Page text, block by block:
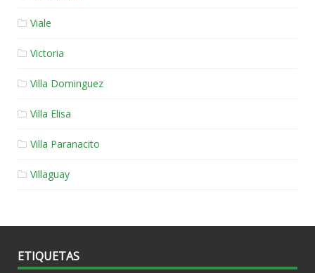
Viale
Victoria
Villa Dominguez
Villa Elisa
Villa Paranacito
Villaguay
ETIQUETAS